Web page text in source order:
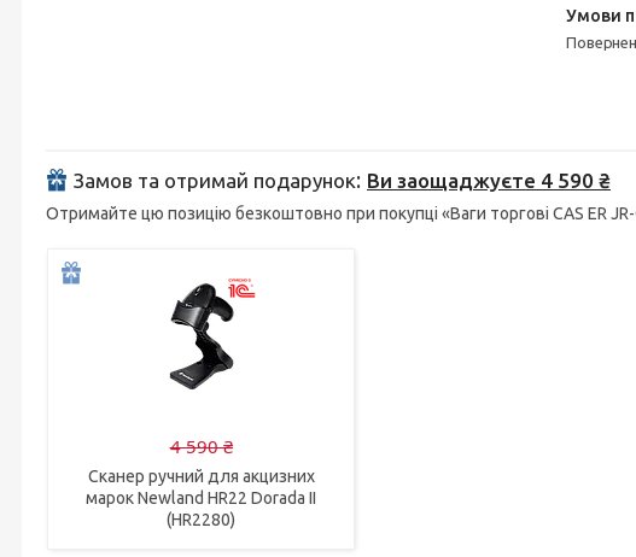
Замов та отримай подарунок Ви заощаджуєте 4 590 ₴
Отримайте цю позицію безкоштовно при покупці «Ваги торгові CAS ER JR-
4 590 ₴
Сканер ручний для акцизних
марок Newland HR22 Dorada II
(HR2280)